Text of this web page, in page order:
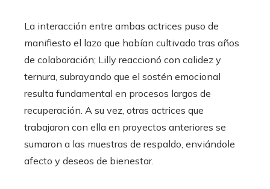
La interacción entre ambas actrices puso de
manifiesto el lazo que habían cultivado tras años
de colaboración; Lilly reaccionó con calidez y
ternura, subrayando que el sostén emocional
resulta fundamental en procesos largos de
recuperación. A su vez, otras actrices que
trabajaron con ella en proyectos anteriores se
sumaron a las muestras de respaldo, enviándole
afecto y deseos de bienestar.